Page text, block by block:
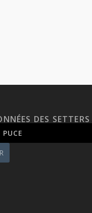
DES